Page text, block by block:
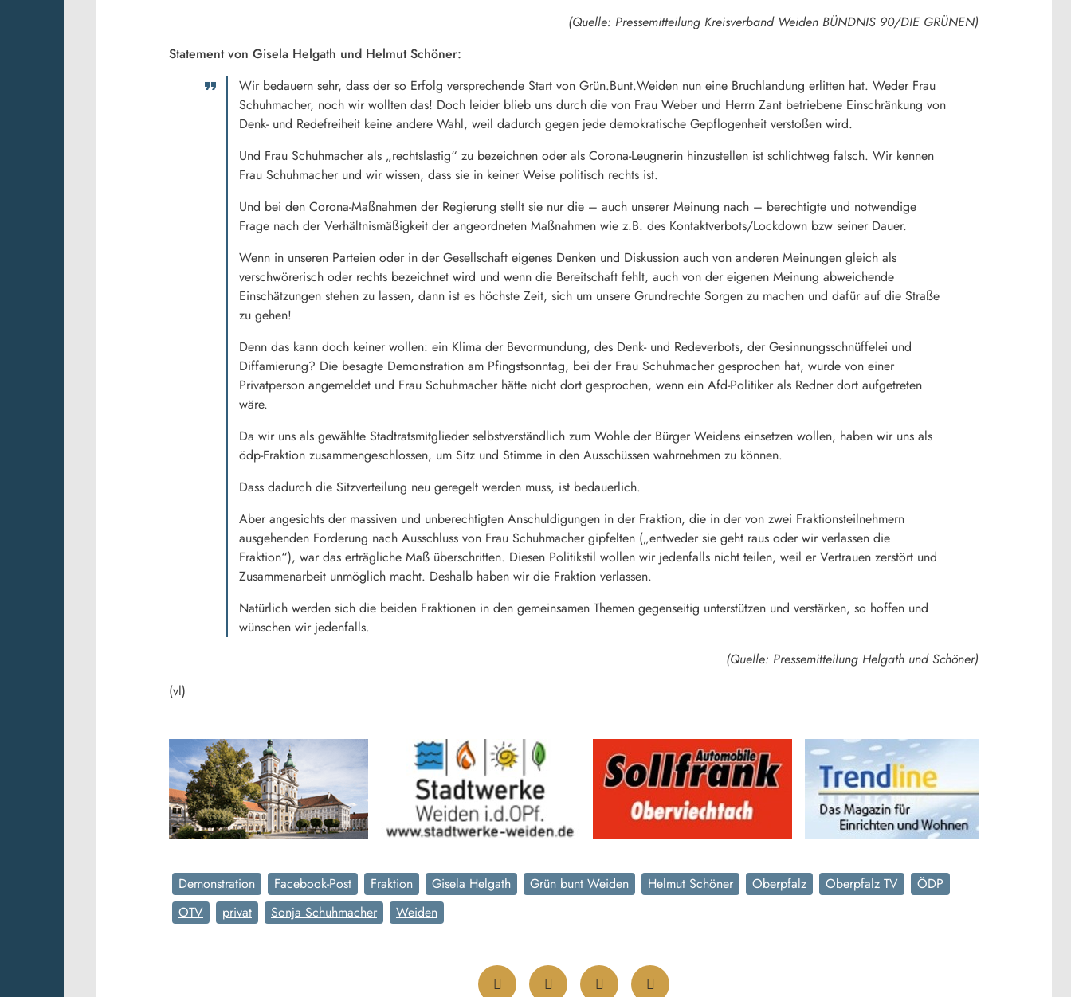
(Quelle: Pressemitteilung Kreisverband Weiden BÜNDNIS 90/DIE GRÜNEN)
Statement von Gisela Helgath und Helmut Schöner:
Wir bedauern sehr, dass der so Erfolg versprechende Start von Grün.Bunt.Weiden nun eine Bruchlandung erlitten hat. Weder Frau
Schuhmacher, noch wir wollten das! Doch leider blieb uns durch die von Frau Weber und Herrn Zant betriebene Einschränkung von
Denk- und Redefreiheit keine andere Wahl, weil dadurch gegen jede demokratische Gepflogenheit verstoßen wird.
Und Frau Schuhmacher als „rechtslastig“ zu bezeichnen oder als Corona-Leugnerin hinzustellen ist schlichtweg falsch. Wir kennen
Frau Schuhmacher und wir wissen, dass sie in keiner Weise politisch rechts ist.
Und bei den Corona-Maßnahmen der Regierung stellt sie nur die – auch unserer Meinung nach – berechtigte und notwendige
Frage nach der Verhältnismäßigkeit der angeordneten Maßnahmen wie z.B. des Kontaktverbots/Lockdown bzw seiner Dauer.
Wenn in unseren Parteien oder in der Gesellschaft eigenes Denken und Diskussion auch von anderen Meinungen gleich als
verschwörerisch oder rechts bezeichnet wird und wenn die Bereitschaft fehlt, auch von der eigenen Meinung abweichende
Einschätzungen stehen zu lassen, dann ist es höchste Zeit, sich um unsere Grundrechte Sorgen zu machen und dafür auf die Straße
zu gehen!
Denn das kann doch keiner wollen: ein Klima der Bevormundung, des Denk- und Redeverbots, der Gesinnungsschnüffelei und
Diffamierung? Die besagte Demonstration am Pfingstsonntag, bei der Frau Schuhmacher gesprochen hat, wurde von einer
Privatperson angemeldet und Frau Schuhmacher hätte nicht dort gesprochen, wenn ein Afd-Politiker als Redner dort aufgetreten
wäre.
Da wir uns als gewählte Stadtratsmitglieder selbstverständlich zum Wohle der Bürger Weidens einsetzen wollen, haben wir uns als
ödp-Fraktion zusammengeschlossen, um Sitz und Stimme in den Ausschüssen wahrnehmen zu können.
Dass dadurch die Sitzverteilung neu geregelt werden muss, ist bedauerlich.
Aber angesichts der massiven und unberechtigten Anschuldigungen in der Fraktion, die in der von zwei Fraktionsteilnehmern
ausgehenden Forderung nach Ausschluss von Frau Schuhmacher gipfelten („entweder sie geht raus oder wir verlassen die
Fraktion“), war das erträgliche Maß überschritten. Diesen Politikstil wollen wir jedenfalls nicht teilen, weil er Vertrauen zerstört und
Zusammenarbeit unmöglich macht. Deshalb haben wir die Fraktion verlassen.
Natürlich werden sich die beiden Fraktionen in den gemeinsamen Themen gegenseitig unterstützen und verstärken, so hoffen und
wünschen wir jedenfalls.
(Quelle: Pressemitteilung Helgath und Schöner)
(vl)
Demonstration Facebook-Post Fraktion Gisela Helgath Grün bunt Weiden Helmut Schöner Oberpfalz Oberpfalz TV
ÖDP
OTV
privat Sonja Schuhmacher Weiden